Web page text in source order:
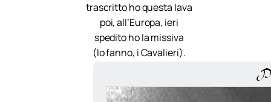
trascritto ho questa lava
poi, all’Europa, ieri
spedito ho la missiva
(lo fanno, i Cavalieri).